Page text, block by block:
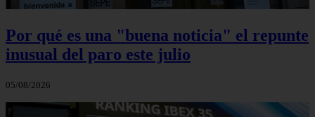
Por qué es una "buena noticia" el repunte
inusual del paro este julio
05/08/2026